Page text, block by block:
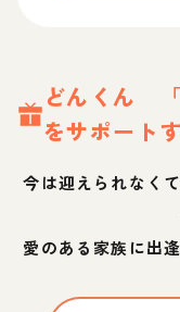
どんくん 「
をサポート
今は迎えられなく
愛のある家族に出